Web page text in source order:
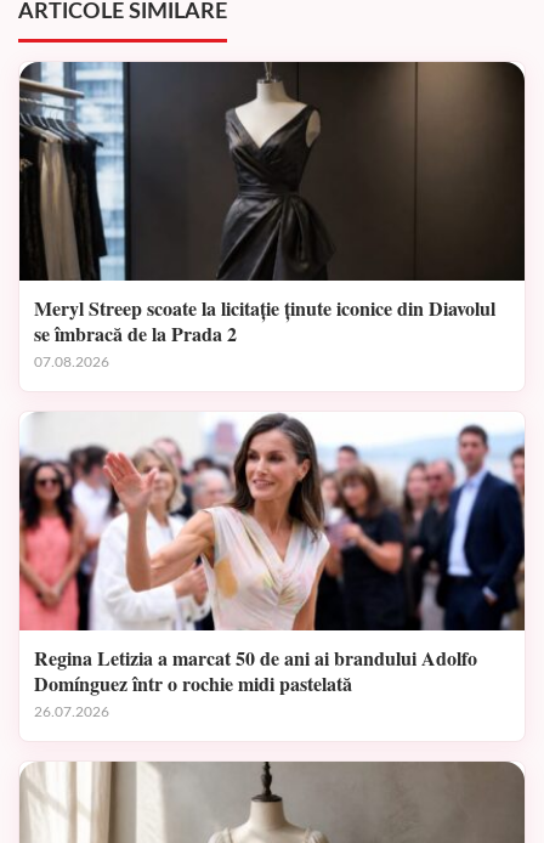
ARTICOLE SIMILARE
Meryl Streep scoate la licitație ținute iconice din Diavolul
se îmbracă de la Prada 2
07.08.2026
Regina Letizia a marcat 50 de ani ai brandului Adolfo
Domínguez într o rochie midi pastelată
26.07.2026